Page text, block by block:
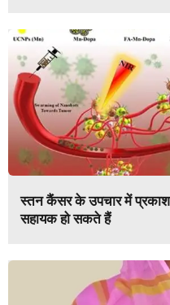
स्तन कैंसर के उपचार में प्रकाश
सहायक हो सकते हैं